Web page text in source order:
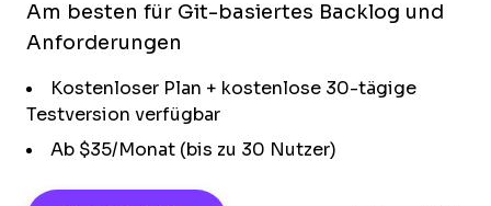
Am besten für Git-basiertes Backlog und
Anforderungen
Kostenloser Plan + kostenlose 30-tägige
Testversion verfügbar
Ab $35/Monat (bis zu 30 Nutzer)